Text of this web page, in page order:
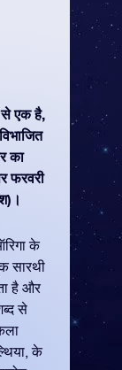
एक है,
का
फरवरी
के
सारथी
है और
से
के